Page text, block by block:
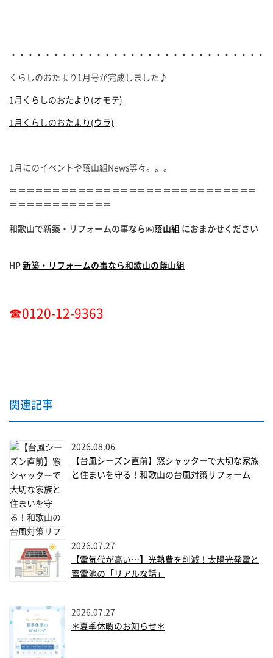
・・・・・・・・・・・・・・・・・・・・・・・・・・・・・・
くらしのおたより1月号が完成しました♪
1月くらしのおたより(オモテ)
1月くらしのおたより(ウラ)
1月にのイベントや蔭山組News等々。。。
＝＝＝＝＝＝＝＝＝＝＝＝＝＝＝＝＝＝＝＝＝＝＝＝＝＝＝＝＝
＝＝＝＝＝＝＝＝＝＝＝＝
和歌山で新築・リフォームの事なら㈱蔭山組 におまかせください
HP 新築・リフォームの事なら和歌山の蔭山組
☎0120-12-9363
関連記事
2026.08.06
【台風シーズン直前】窓シャッターで大切な家族
と住まいを守る！和歌山の台風対策リフォーム
2026.07.27
【電気代が高い…】光熱費を削減！太陽光発電と
蓄電池の「リアルな話」
2026.07.27
＊夏季休暇のお知らせ＊